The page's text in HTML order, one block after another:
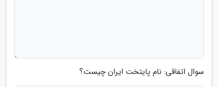
سوال اتفاقی: نام پایتخت ایران چیست؟